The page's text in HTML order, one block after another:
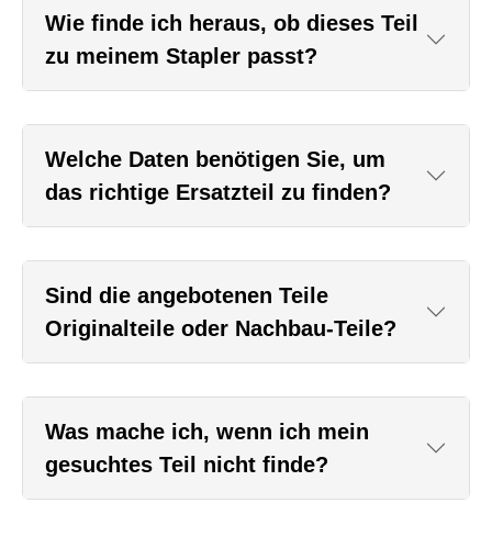
Wie finde ich heraus, ob dieses Teil
zu meinem Stapler passt?
Welche Daten benötigen Sie, um
das richtige Ersatzteil zu finden?
Sind die angebotenen Teile
Originalteile oder Nachbau-Teile?
Was mache ich, wenn ich mein
gesuchtes Teil nicht finde?